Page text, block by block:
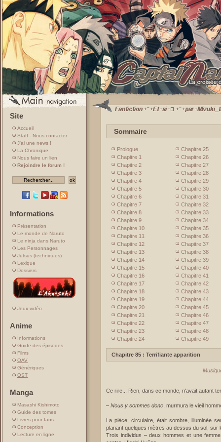
Site
Accueil
Staff - Nous contacter
J'ai une news !
La Chronique
Nous faire un lien
Rejoindre le forum !
Informations
Présentation
Le monde de Naruto
Le ninja dans Naruto
Les Personnages
Jutsus (techniques)
Lexique
Dossiers
Jeux vidéo
Anime
Informations
Guide des épisodes
Films
OAV
Génériques
OST
Manga
Masashi Kishimoto
Guide des tomes
Livres pour fans
Conception
Lecture en ligne
Sommaire
Prologue
Chapitre 1
Chapitre 2
Chapitre 3
Chapitre 4
Chapitre 5
Chapitre 6
Chapitre 7
Chapitre 8
Chapitre 9
Chapitre 10
Chapitre 11
Chapitre 12
Chapitre 13
Chapitre 14
Chapitre 15
Chapitre 16
Chapitre 17
Chapitre 18
Chapitre 19
Chapitre 20
Chapitre 21
Chapitre 22
Chapitre 23
Chapitre 24
Chapitre 25
Chapitre 26
Chapitre 27
Chapitre 28
Chapitre 29
Chapitre 30
Chapitre 31
Chapitre 32
Chapitre 33
Chapitre 34
Chapitre 35
Chapitre 36
Chapitre 37
Chapitre 38
Chapitre 39
Chapitre 40
Chapitre 41
Chapitre 42
Chapitre 43
Chapitre 44
Chapitre 45
Chapitre 46
Chapitre 47
Chapitre 48
Chapitre 49
Chapitre 85 : Terrifiante apparition
Ce rire... Rien, dans ce monde, n'avait autant
– Nous y sommes donc , murmura le vieil
La pièce, circulaire, était sombre, illuminée
planant quelques mètres au dessus du sol, sur
Trois individus – deux hommes et une